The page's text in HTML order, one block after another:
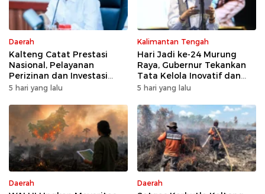
Daerah
Kalteng Catat Prestasi
Nasional, Pelayanan
Perizinan dan Investasi
Raih Predikat Sangat Baik
5 hari yang lalu
Kalimantan Tengah
Hari Jadi ke-24 Murung
Raya, Gubernur Tekankan
Tata Kelola Inovatif dan
Kesiapsiagaan Karhutla
5 hari yang lalu
Daerah Daerah